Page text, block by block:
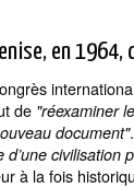
en
de "réexaminer
document"
civilisation
à la fois